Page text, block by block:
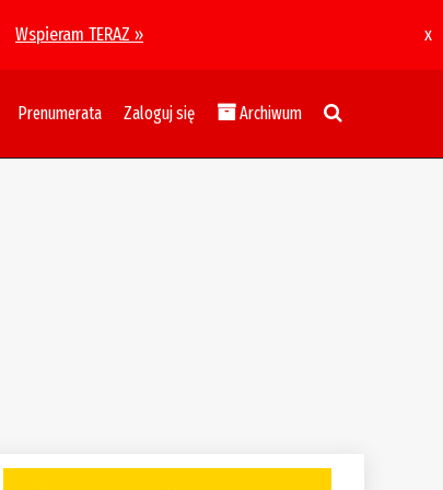
Wspieram TERAZ » x
Prenumerata Zaloguj się Archiwum